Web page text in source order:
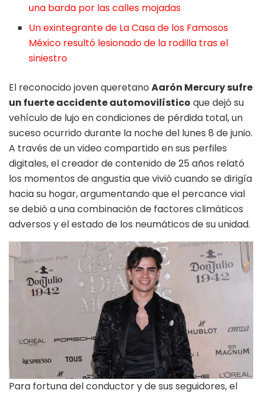
una barda por las calles mojadas
Un exintegrante de La Casa de los Famosos
México resultó lesionado de la rodilla tras el
siniestro
El reconocido joven queretano Aarón Mercury sufre
un fuerte accidente automovilístico que dejó su
vehículo de lujo en condiciones de pérdida total, un
suceso ocurrido durante la noche del lunes 8 de junio.
A través de un video compartido en sus perfiles
digitales, el creador de contenido de 25 años relató
los momentos de angustia que vivió cuando se dirigía
hacia su hogar, argumentando que el percance vial
se debió a una combinación de factores climáticos
adversos y el estado de los neumáticos de su unidad.
Para fortuna del conductor y de sus seguidores, el